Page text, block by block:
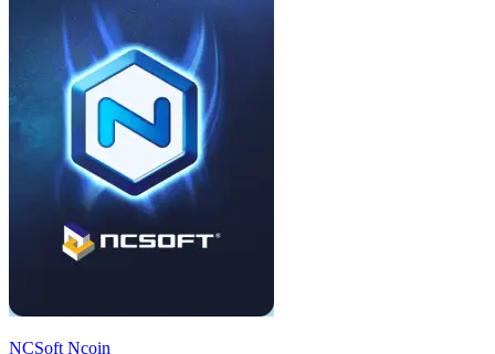
NCSoft Ncoin